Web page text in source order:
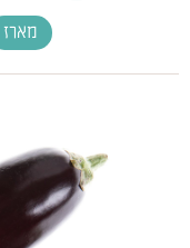
מארז